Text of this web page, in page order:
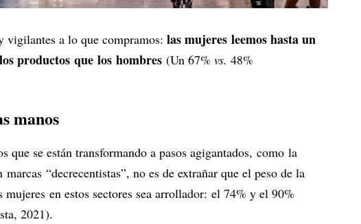
vigilantes a lo que compramos: las mujeres leemos hasta un
productos que los hombres (Un 67% vs. 48%
manos
que se están transformando a pasos agigantados, como la
“decrecentistas”, no es de extrañar que el peso de la
mujeres en estos sectores sea arrollador: el 74% y el 90%
2021).